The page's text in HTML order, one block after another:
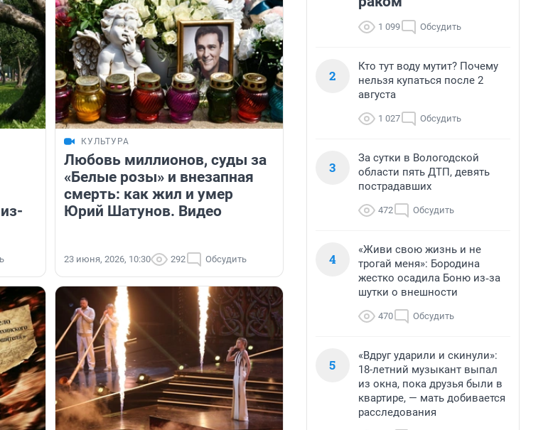
КУЛЬТУРА
Любовь миллионов, суды за
«Белые розы» и внезапная
смерть: как жил и умер
Юрий Шатунов. Видео
23 июня, 2026, 10:30 292 Обсудить
1 099 Обсудить
2
Кто тут воду мутит? Почему
нельзя купаться после 2
августа
1 027 Обсудить
3
За сутки в Вологодской
области пять ДТП, девять
пострадавших
472 Обсудить
4
«Живи свою жизнь и не
трогай меня»: Бородина
жестко осадила Боню из‑за
шутки о внешности
470 Обсудить
5
«Вдруг ударили и скинули»:
18-летний музыкант выпал
из окна, пока друзья были в
квартире, — мать добивается
расследования